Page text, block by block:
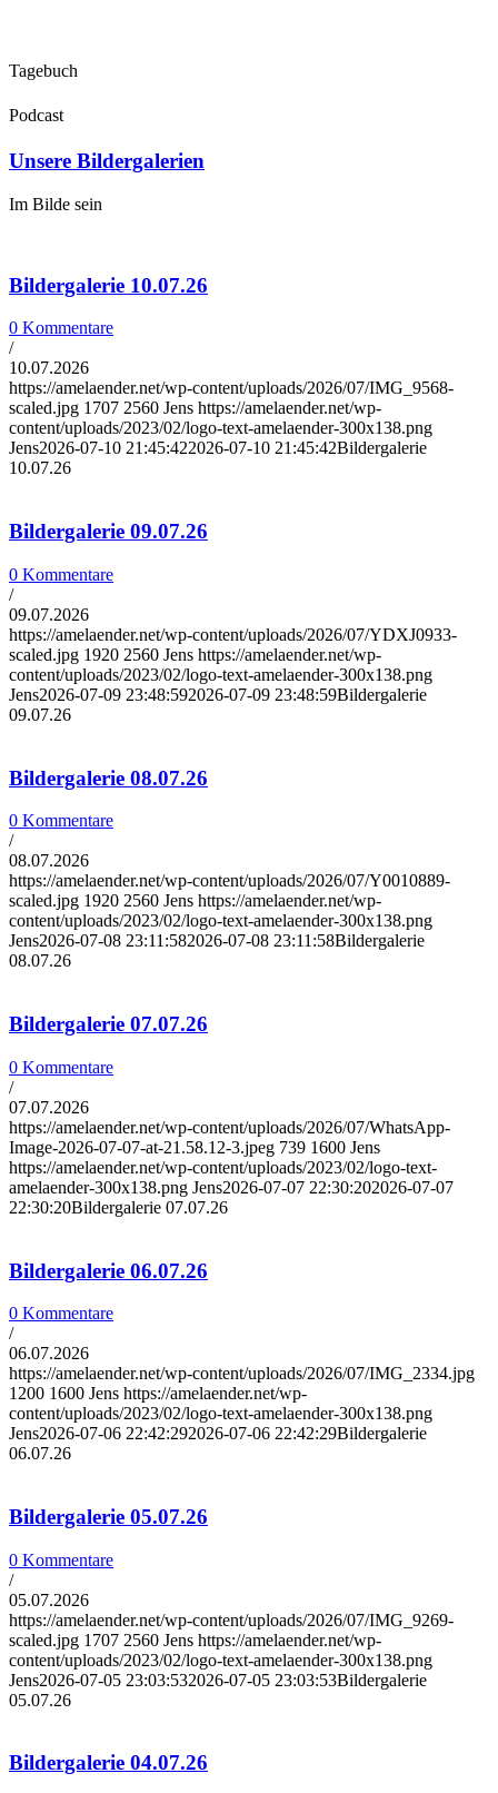
Tagebuch
Podcast
Unsere Bildergalerien
Im Bilde sein
Bildergalerie 10.07.26
0 Kommentare
/
10.07.2026
https://amelaender.net/wp-content/uploads/2026/07/IMG_9568-
scaled.jpg 1707 2560 Jens https://amelaender.net/wp-
content/uploads/2023/02/logo-text-amelaender-300x138.png
Jens2026-07-10 21:45:422026-07-10 21:45:42Bildergalerie
10.07.26
Bildergalerie 09.07.26
0 Kommentare
/
09.07.2026
https://amelaender.net/wp-content/uploads/2026/07/YDXJ0933-
scaled.jpg 1920 2560 Jens https://amelaender.net/wp-
content/uploads/2023/02/logo-text-amelaender-300x138.png
Jens2026-07-09 23:48:592026-07-09 23:48:59Bildergalerie
09.07.26
Bildergalerie 08.07.26
0 Kommentare
/
08.07.2026
https://amelaender.net/wp-content/uploads/2026/07/Y0010889-
scaled.jpg 1920 2560 Jens https://amelaender.net/wp-
content/uploads/2023/02/logo-text-amelaender-300x138.png
Jens2026-07-08 23:11:582026-07-08 23:11:58Bildergalerie
08.07.26
Bildergalerie 07.07.26
0 Kommentare
/
07.07.2026
https://amelaender.net/wp-content/uploads/2026/07/WhatsApp-
Image-2026-07-07-at-21.58.12-3.jpeg 739 1600 Jens
https://amelaender.net/wp-content/uploads/2023/02/logo-text-
amelaender-300x138.png Jens2026-07-07 22:30:202026-07-07
22:30:20Bildergalerie 07.07.26
Bildergalerie 06.07.26
0 Kommentare
/
06.07.2026
https://amelaender.net/wp-content/uploads/2026/07/IMG_2334.jpg
1200 1600 Jens https://amelaender.net/wp-
content/uploads/2023/02/logo-text-amelaender-300x138.png
Jens2026-07-06 22:42:292026-07-06 22:42:29Bildergalerie
06.07.26
Bildergalerie 05.07.26
0 Kommentare
/
05.07.2026
https://amelaender.net/wp-content/uploads/2026/07/IMG_9269-
scaled.jpg 1707 2560 Jens https://amelaender.net/wp-
content/uploads/2023/02/logo-text-amelaender-300x138.png
Jens2026-07-05 23:03:532026-07-05 23:03:53Bildergalerie
05.07.26
Bildergalerie 04.07.26